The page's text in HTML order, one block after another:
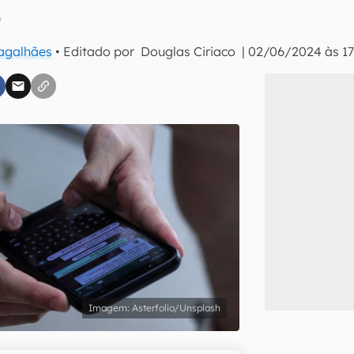
• Editado por Douglas Ciriaco |02/06/2024 às
aceito e concordo com os Termos de Uso e Política de Privacidade do
Asterfolio/Unsplash